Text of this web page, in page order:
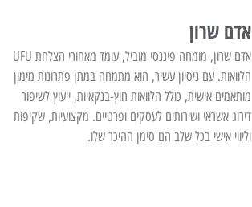
אדם שרון
אדם שרון, מומחה פיננסי מוביל, עומד מאחורי הצלחת UFU
הלוואות. עם ניסיון עשיר, הוא מתמחה במתן פתרונות מימון
מותאמים אישית, כולל הלוואות חוץ-בנקאיות, ייעוץ לשיפור
דירוג אשראי ושירותים לעסקים ופרטיים. מקצועיות, שקיפות
וליווי אישי בכל שלב הם סימן ההיכר שלו.